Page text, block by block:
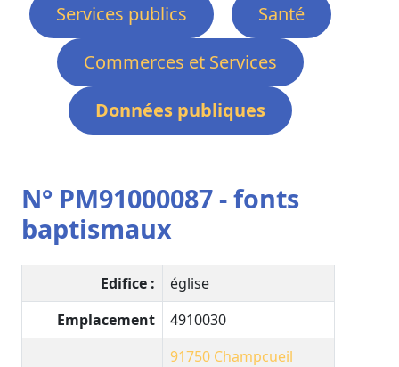
Services publics
Santé
Commerces et Services
Données publiques
N° PM91000087 - fonts
baptismaux
Edifice :
église
Emplacement
4910030
91750 Champcueil